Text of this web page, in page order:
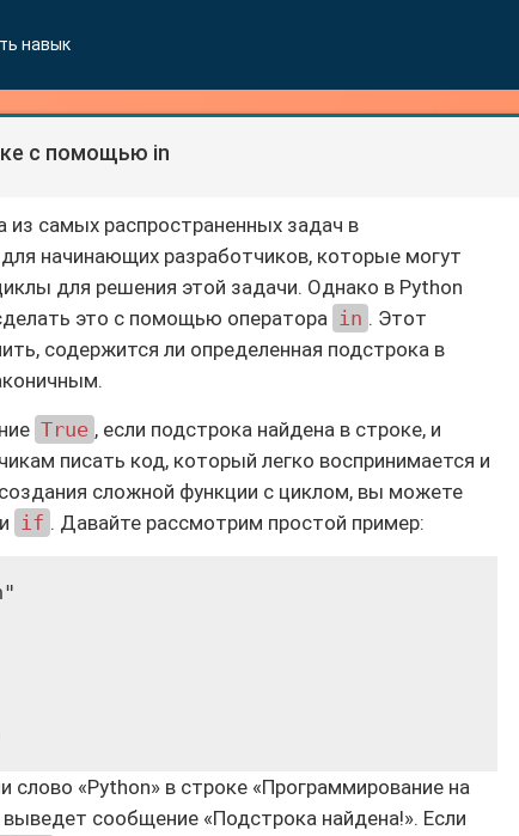
навык
с помощью in
из самых распространенных задач в
начинающих разработчиков, которые могут
для решения этой задачи. Однако в Python
это с помощью оператора in . Этот
содержится ли определенная подстрока в
True , если подстрока найдена в строке, и
писать код, который легко воспринимается и
сложной функции с циклом, вы можете
if . Давайте рассмотрим простой пример:
«Python» в строке «Программирование на
сообщение «Подстрока найдена!». Если